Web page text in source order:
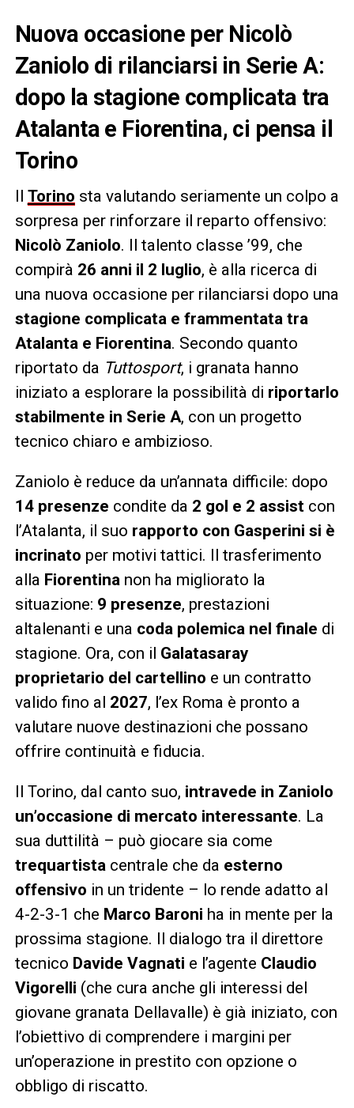
Nuova occasione per Nicolò
Zaniolo di rilanciarsi in Serie A:
dopo la stagione complicata tra
Atalanta e Fiorentina, ci pensa il
Torino
Il Torino sta valutando seriamente un colpo a
sorpresa per rinforzare il reparto offensivo:
Nicolò Zaniolo. Il talento classe ’99, che
compirà 26 anni il 2 luglio, è alla ricerca di
una nuova occasione per rilanciarsi dopo una
stagione complicata e frammentata tra
Atalanta e Fiorentina. Secondo quanto
riportato da Tuttosport, i granata hanno
iniziato a esplorare la possibilità di riportarlo
stabilmente in Serie A, con un progetto
tecnico chiaro e ambizioso.
Zaniolo è reduce da un’annata difficile: dopo
14 presenze condite da 2 gol e 2 assistcon
l’Atalanta, il suo rapporto con Gasperini si è
incrinato per motivi tattici. Il trasferimento
alla Fiorentina non ha migliorato la
situazione: 9 presenze, prestazioni
altalenanti e una coda polemica nel finale di
stagione. Ora, con il Galatasaray
proprietario del cartellino e un contratto
valido fino al 2027, l’ex Roma è pronto a
valutare nuove destinazioni che possano
offrire continuità e fiducia.
Il Torino, dal canto suo, intravede in Zaniolo
un’occasione di mercato interessante. La
sua duttilità – può giocare sia come
trequartista centrale che da esterno
offensivo in un tridente – lo rende adatto al
4-2-3-1 che Marco Baroni ha in mente per la
prossima stagione. Il dialogo tra il direttore
tecnico Davide Vagnati e l’agente Claudio
Vigorelli (che cura anche gli interessi del
giovane granata Dellavalle) è già iniziato, con
l’obiettivo di comprendere i margini per
un’operazione in prestito con opzione o
obbligo di riscatto.